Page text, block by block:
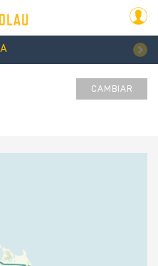
CAMBIAR